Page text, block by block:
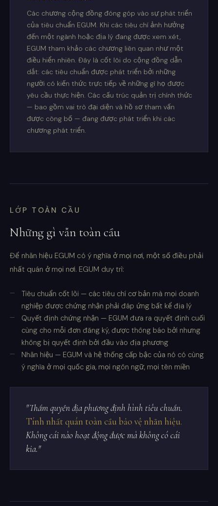
Các chương cộng đồng đóng góp vào sự phát triển
của tiêu chuẩn EGUM. Khi các tiêu chí ảnh hưởng
đến một ngành hoặc địa lý đang được xem xét,
EGUM tham khảo các chương liên quan như một
điều hiển nhiên. Đây là cốt lõi do cộng đồng dẫn
dắt: các tiêu chuẩn được phát triển bởi những
người có kiến thức trực tiếp về những gì họ được
yêu cầu thực hiện. Các cấu trúc quản trị chính thức
— bao gồm vai trò đại diện và hồ sơ tham vấn
được công bố — đang được phát triển khi các
chương phát triển.
LỚP TOÀN CẦU
Những gì vẫn toàn cầu
Để nhãn hiệu EGUM có ý nghĩa ở mọi nơi, một số điều phải
nhất quán ở mọi nơi. EGUM duy trì:
Tiêu chuẩn cốt lõi — các tiêu chí cơ bản mà mọi doanh
nghiệp được chứng nhận phải đáp ứng bất kể địa lý
Quyết định chứng nhận — EGUM đưa ra quyết định cuối
cùng cho mỗi đơn đăng ký, được thông báo bởi nhưng
không bị quyết định bởi đầu vào địa phương
Nhãn hiệu — EGUM và hệ thống cấp bậc của nó có cùng
ý nghĩa ở mọi quốc gia, mọi ngôn ngữ, mọi tên miền
"Thẩm quyền địa phương định hình tiêu chuẩn.
Tính nhất quán toàn cầu bảo vệ nhãn hiệu.
Không cái nào hoạt động được mà không có cái
kia."